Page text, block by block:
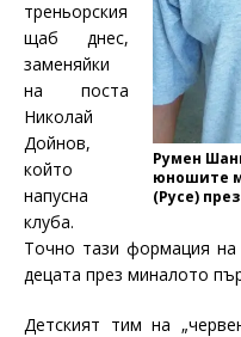
Румен
юношите
(Русе)
треньорския
щаб днес,
заменяйки
на поста
Николай
Дойнов,
който
напусна
клуба.
Точно тази формация
децата през миналото
Детският тим на